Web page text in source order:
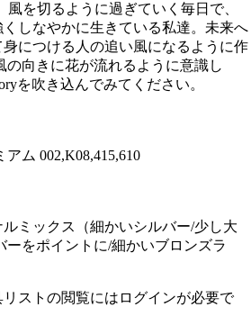
を切るように過ぎていく毎日で、
しなやかに生きている私達。未来へ
につける人の追い風になるように作
の向きに花が流れるように意識し
を吹き込んでみてください。
アム 002,K08,415,610
ルミックス（細かいシルバー/少し大
ーをポイントに/細かいブロンズラ
ストの閲覧にはログインが必要で